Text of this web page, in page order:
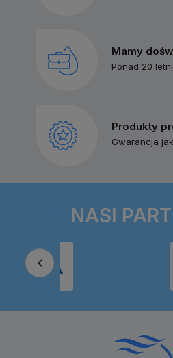
Mamy
Ponad 20
Produkty
Gwarancja
NASI